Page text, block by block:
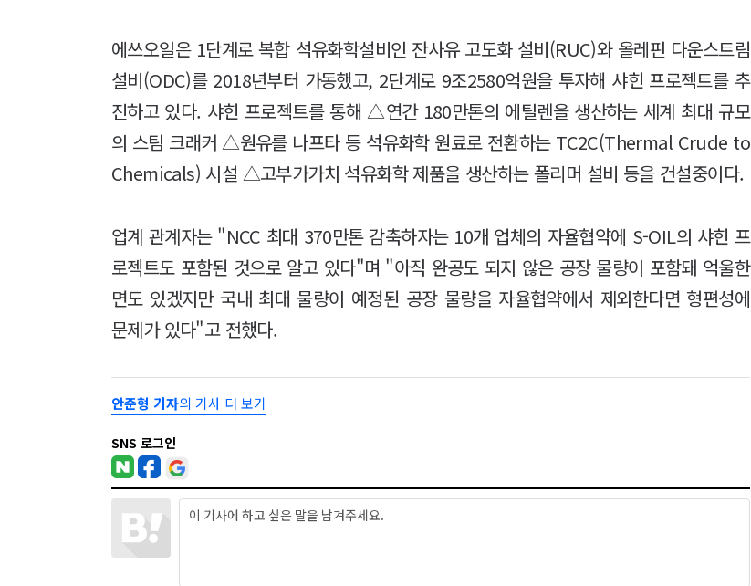
에쓰오일은 1단계로 복합 석유화학설비인 잔사유 고도화 설비(RUC)와 올레핀 다운스트림
설비(ODC)를 2018년부터 가동했고, 2단계로 9조2580억원을 투자해 샤힌 프로젝트를 추
진하고 있다. 샤힌 프로젝트를 통해 △연간 180만톤의 에틸렌을 생산하는 세계 최대 규모
의 스팀 크래커 △원유를 나프타 등 석유화학 원료로 전환하는 TC2C(Thermal Crude to
Chemicals) 시설 △고부가가치 석유화학 제품을 생산하는 폴리머 설비 등을 건설중이다.
업계 관계자는 "NCC 최대 370만톤 감축하자는 10개 업체의 자율협약에 S-OIL의 샤힌 프
로젝트도 포함된 것으로 알고 있다"며 "아직 완공도 되지 않은 공장 물량이 포함돼 억울한
면도 있겠지만 국내 최대 물량이 예정된 공장 물량을 자율협약에서 제외한다면 형편성에
문제가 있다"고 전했다.
안준형 기자의 기사 더 보기
SNS 로그인